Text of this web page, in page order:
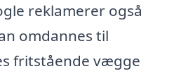
reklamerer også
omdannes til
fritstående vægge